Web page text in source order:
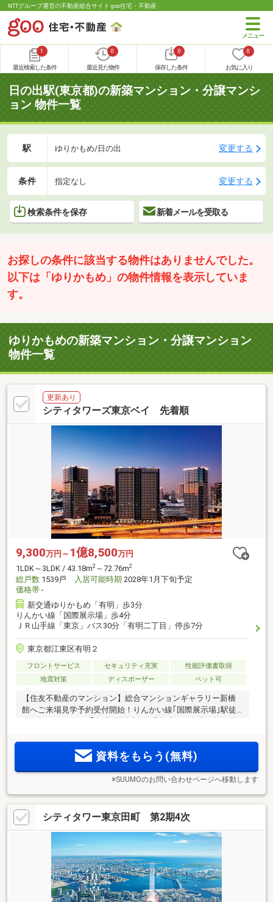
NTTグループ運営の不動産総合サイト goo住宅・不動産
1
最近検索した条件
0
最近見た物件
0
保存した条件
0
お気に入り
日の出駅(東京都)の新築マンション・分譲マンシ
ョン 物件一覧
駅 ゆりかもめ/日の出 変更する
条件 指定なし 変更する
検索条件を保存 新着メールを受取る
お探しの条件に該当する物件はありませんでした。
以下は「ゆりかもめ」の物件情報を表示していま
す。
ゆりかもめの新築マンション・分譲マンション
物件一覧
更新あり
シティタワーズ東京ベイ 先着順
9,300万円～ 1億8,500万円
1LDK～3LDK / 43.18m2 ～72.76m2
総戸数 1539戸 入居可能時期 2028年1月下旬予定
価格帯 -
新交通ゆりかもめ「有明」歩3分
りんかい線「国際展示場」歩4分
ＪＲ山手線「東京」バス30分「有明二丁目」停歩7分
東京都江東区有明２
フロントサービス セキュリティ充実
性能評価書取得
地震対策
ディスポーザー ペット可
【住友不動産のマンション】総合マンションギャラリー新橋
館へご来場見学予約受付開始！りんかい線｢国際展示場｣駅徒
(※5)。その象徴、地上33階建・全1539邸のトリプルタワー
資料をもらう(無料)
※SUUMOのお問い合わせページへ移動します
シティタワー東京田町 第2期4次